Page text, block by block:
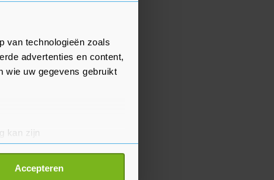
van technologieën zoals
advertenties en content,
wie uw gegevens gebruikt
kan zijn
detailgedeelte
Accepteren